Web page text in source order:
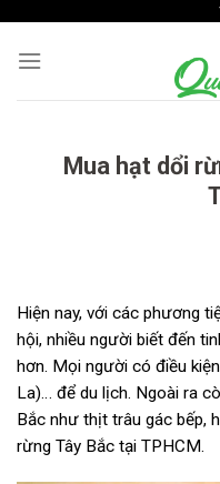
content
Mua hạt dổi
Hiện nay, với các phương
hội, nhiều người biết đến
hơn. Mọi người có điều
La)… để du lịch. Ngoài ra
Bắc như thịt trâu gác bếp,
rừng Tây Bắc tại TPHCM.